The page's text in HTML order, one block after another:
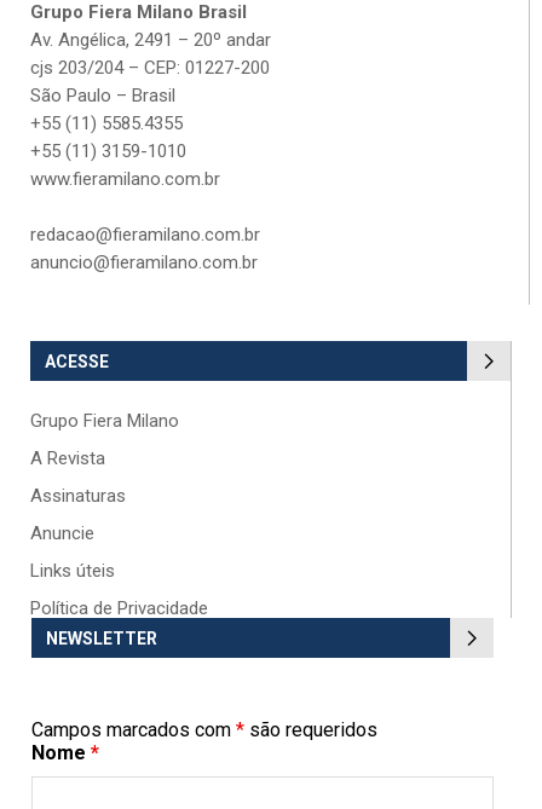
Grupo Fiera Milano Brasil
Av. Angélica, 2491 – 20º andar
cjs 203/204 – CEP: 01227-200
São Paulo – Brasil
+55 (11) 5585.4355
+55 (11) 3159-1010
www.fieramilano.com.br
redacao@fieramilano.com.br
anuncio@fieramilano.com.br
ACESSE
Grupo Fiera Milano
A Revista
Assinaturas
Anuncie
Links úteis
Política de Privacidade
NEWSLETTER
Campos marcados com * são requeridos
Nome *